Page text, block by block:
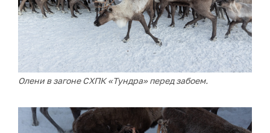
Олени в загоне СХПК «Тундра» перед забоем.